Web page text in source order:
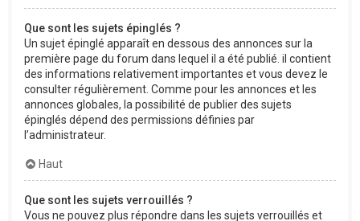
Que sont les sujets épinglés ?
Un sujet épinglé apparaît en dessous des annonces sur la
première page du forum dans lequel il a été publié. il contient
des informations relativement importantes et vous devez le
consulter régulièrement. Comme pour les annonces et les
annonces globales, la possibilité de publier des sujets
épinglés dépend des permissions définies par
l’administrateur.
Haut
Que sont les sujets verrouillés ?
Vous ne pouvez plus répondre dans les sujets verrouillés et